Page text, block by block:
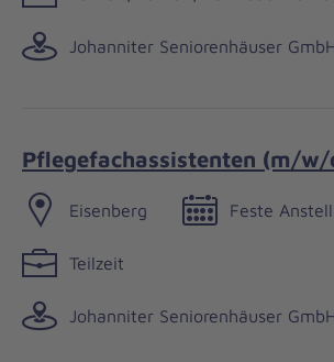
Johanniter Seniorenhäuser
Pflegefachassistenten (m/w/
Eisenberg Feste
Teilzeit
Johanniter Seniorenhäuser